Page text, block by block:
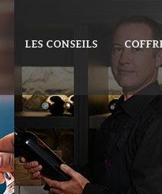
LES CONSEILS